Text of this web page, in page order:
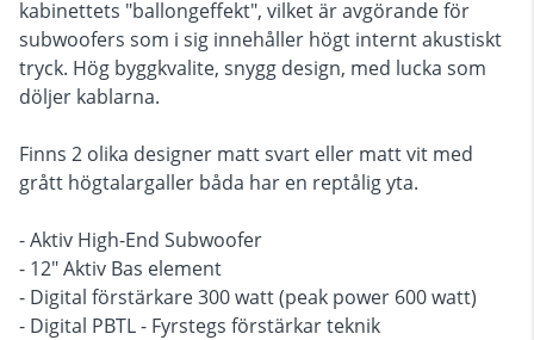
kabinettets "ballongeffekt", vilket är avgörande för
subwoofers som i sig innehåller högt internt akustiskt
tryck. Hög byggkvalite, snygg design, med lucka som
döljer kablarna.
Finns 2 olika designer matt svart eller matt vit med
grått högtalargaller båda har en reptålig yta.
- Aktiv High-End Subwoofer
- 12" Aktiv Bas element
- Digital förstärkare 300 watt (peak power 600 watt)
- Digital PBTL - Fyrstegs förstärkar teknik